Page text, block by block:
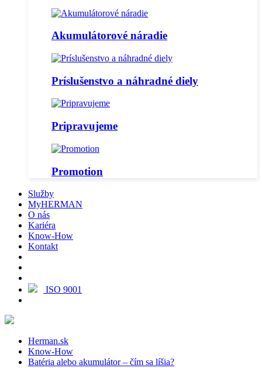
Akumulátorové náradie
Príslušenstvo a náhradné diely
Pripravujeme
Promotion
Služby
MyHERMAN
O nás
Kariéra
Know-How
Kontakt
ISO 9001
Herman.sk
Know-How
Batéria alebo akumulátor – čím sa líšia?